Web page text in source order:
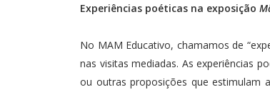
Experiências poéticas na exposição
No MAM Educativo, chamamos de
nas visitas mediadas. As experiências
ou outras proposições que estimulam